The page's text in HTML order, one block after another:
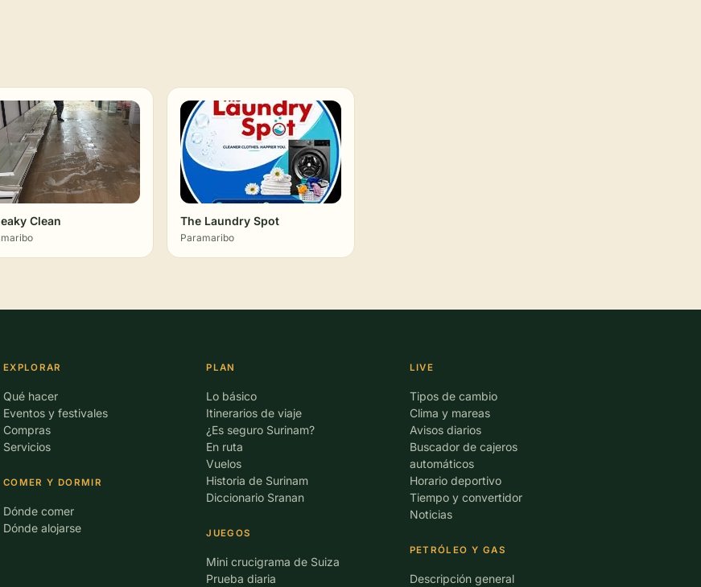
Clean The Laundry Spot
Paramaribo
EXPLORAR
Qué hacer
Eventos y festivales
Compras
Servicios
COMER Y DORMIR
Dónde comer
Dónde alojarse
PLAN
Lo básico
Itinerarios de viaje
¿Es seguro Surinam?
En ruta
Vuelos
Historia de Surinam
Diccionario Sranan
JUEGOS
Mini crucigrama de Suiza
Prueba diaria
LIVE
Tipos de cambio
Clima y mareas
Avisos diarios
Buscador de cajeros
automáticos
Horario deportivo
Tiempo y convertidor
Noticias
PETRÓLEO Y GAS
Descripción general